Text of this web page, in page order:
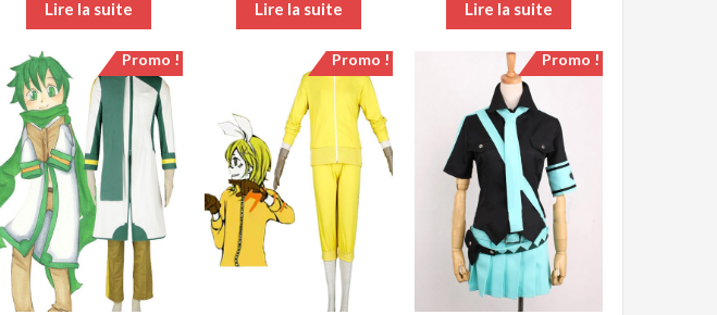
Lire la suite Lire la suite Lire la suite
Promo ! Promo ! Promo !